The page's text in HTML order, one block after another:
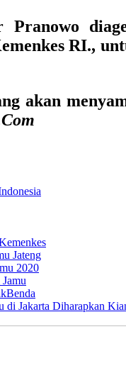
Pranowo
RI.,
akan
Jateng
2020
di Jakarta Diharapkan